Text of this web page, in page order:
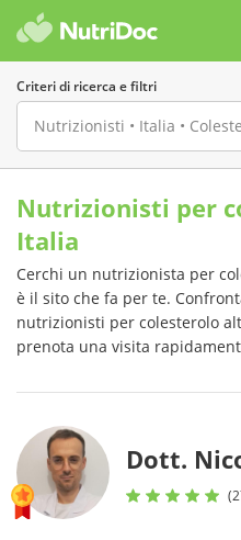
Criteri di ricerca e filtri
Nutrizionisti per
Italia
Cerchi un nutrizionista per
è il sito che fa per te.
nutrizionisti per colesterolo
prenota una visita
Dott.